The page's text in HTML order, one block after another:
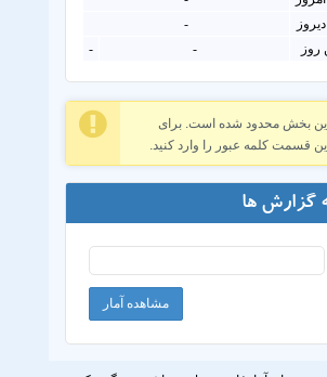
-
روز
-
-
بخش محدود شده است. برای
قسمت کلمه عبور را وارد کنید.
گزارش ها